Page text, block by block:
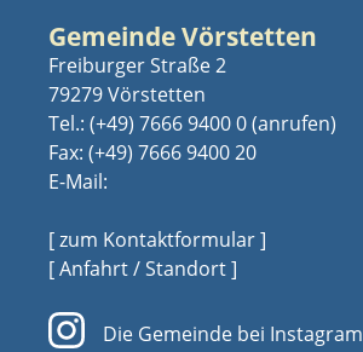
Gemeinde Vörstetten
Freiburger Straße 2
79279 Vörstetten
Tel.: (+49) 7666 9400 0
Fax: (+49) 7666 9400 20
E-Mail:
[ zum Kontaktformular ]
[ Anfahrt / Standort ]
Die Gemeinde bei Instagram